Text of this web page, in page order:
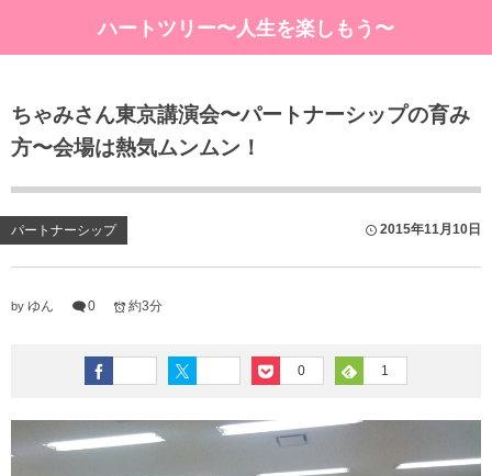
ハートツリー〜人生を楽しもう〜
ちゃみさん東京講演会〜パートナーシップの育み
方〜会場は熱気ムンムン！
パートナーシップ 2015年11月10日
by ゆん 0 約3分
0 1